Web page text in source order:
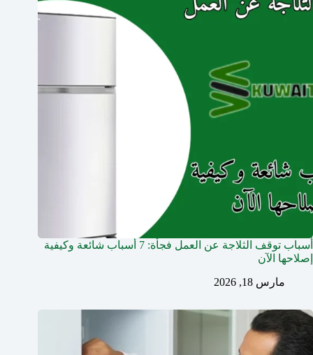
أسباب توقف الثلاجة عن العمل فجأة: 7 أسباب شائعة وكيفية
إصلاحها الآن
مارس 18, 2026